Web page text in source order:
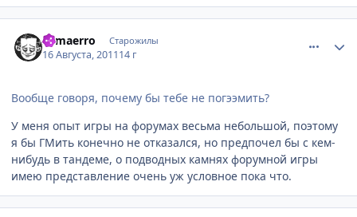
Samaerro Старожилы
16 Августа, 201114 г
Вообще говоря, почему бы тебе не погээмить?
У меня опыт игры на форумах весьма небольшой, поэтому
я бы ГМить конечно не отказался, но предпочел бы с кем-
нибудь в тандеме, о подводных камнях форумной игры
имею представление очень уж условное пока что.